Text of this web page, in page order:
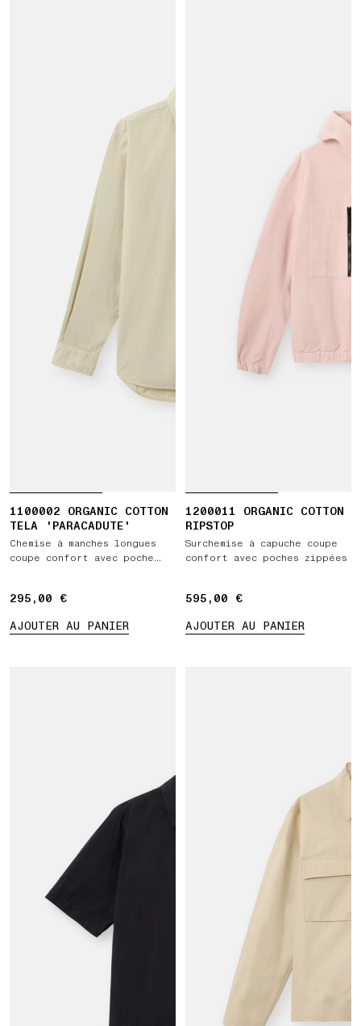
1100002 ORGANIC COTTON
TELA 'PARACADUTE'
Chemise à manches longues
coupe confort avec poche
295,00 €
295,00 €
AJOUTER AU PANIER
1200011 ORGANIC COTTON
RIPSTOP
Surchemise à capuche coupe
confort avec poches zippées
595,00 €
595,00 €
AJOUTER AU PANIER